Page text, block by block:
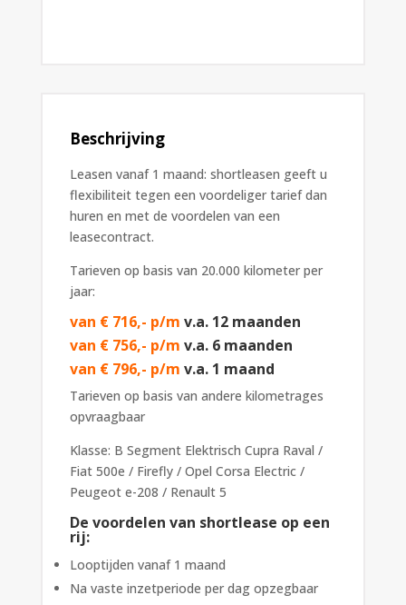
Beschrijving
Leasen vanaf 1 maand: shortleasen geeft u
flexibiliteit tegen een voordeliger tarief dan
huren en met de voordelen van een
leasecontract.
Tarieven op basis van 20.000 kilometer per
jaar:
van € 716,- p/m v.a. 12 maanden
van € 756,- p/m v.a. 6 maanden
van € 796,- p/m v.a. 1 maand
Tarieven op basis van andere kilometrages
opvraagbaar
Klasse: B Segment Elektrisch Cupra Raval /
Fiat 500e / Firefly / Opel Corsa Electric /
Peugeot e-208 / Renault 5
De voordelen van shortlease op een
rij:
Looptijden vanaf 1 maand
Na vaste inzetperiode per dag opzegbaar